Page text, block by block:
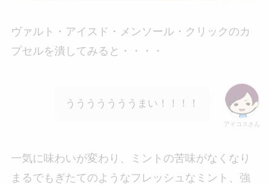
ヴァルト・アイスド・メンソール・クリックのカ
プセルを潰してみると・・・・
アイコスさん
うううううううまい！！！！
一気に味わいが変わり、ミントの苦味がなくなり
まるでもぎたてのようなフレッシュなミント、強